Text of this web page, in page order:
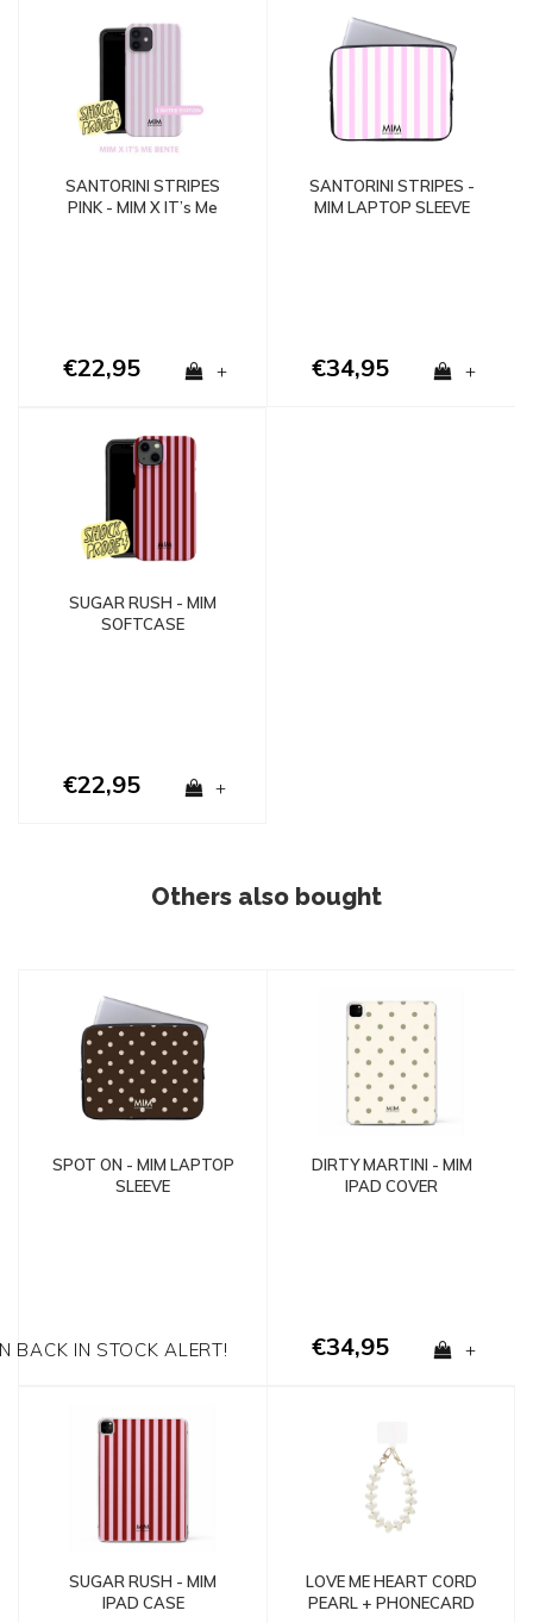
SANTORINI STRIPES
PINK - MIM X IT’s Me
€22,95 +
SANTORINI STRIPES -
MIM LAPTOP SLEEVE
€34,95 +
SUGAR RUSH - MIM
SOFTCASE
€22,95 +
Others also bought
SPOT ON - MIM LAPTOP
SLEEVE
BACK IN STOCK ALERT!
DIRTY MARTINI - MIM
IPAD COVER
€34,95 +
SUGAR RUSH - MIM
IPAD CASE
LOVE ME HEART CORD
PEARL + PHONECARD